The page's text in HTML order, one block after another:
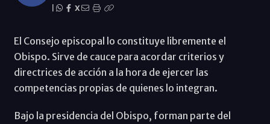
X
El Consejo episcopal lo constituye libremente el
Obispo. Sirve de cauce para acordar criterios y
directrices de acción a la hora de ejercer las
competencias propias de quienes lo integran.
Bajo la presidencia del Obispo, forman parte del